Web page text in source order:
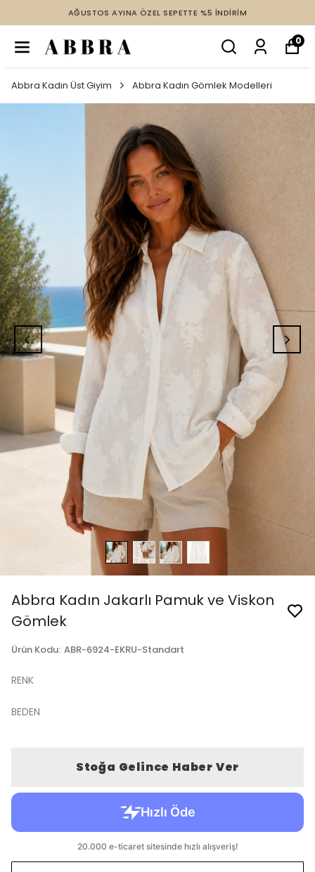
AĞUSTOS AYINA ÖZEL SEPETTE %5 İNDİRİM
0
Abbra Kadın Üst Giyim Abbra Kadın Gömlek Modelleri
Abbra Kadın Jakarlı Pamuk ve Viskon
Gömlek
Ürün Kodu: ABR-6924-EKRU-Standart
RENK
BEDEN
Stoğa Gelince Haber Ver